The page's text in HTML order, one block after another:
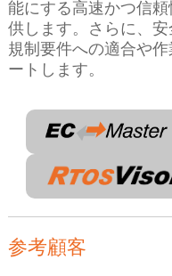
能にする高速かつ信
供します。さらに、安
規制要件への適合や
ートします。
参考顧客